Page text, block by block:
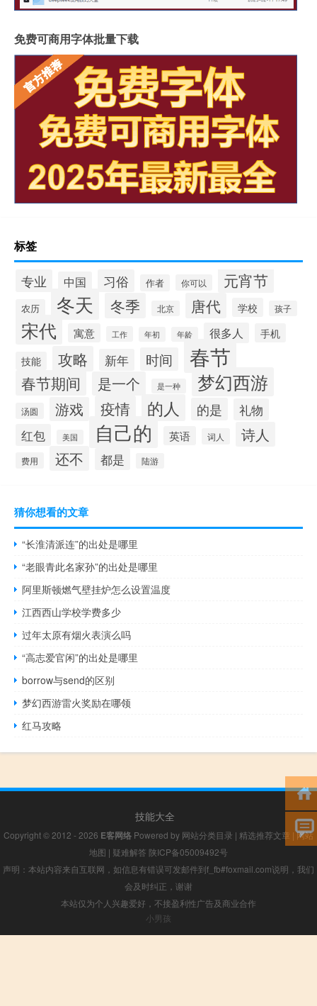
免费可商用字体批量下载
标签
专业 中国 习俗 作者 你可以 元宵节
农历 冬天 冬季 北京 唐代 学校 孩子
宋代 寓意 工作 年初 年龄 很多人 手机
技能 攻略 新年 时间 春节
春节期间 是一个 是一种 梦幻西游
汤圆 游戏 疫情 的人 的是
礼物
红包
美国 自己的 英语 词人 诗人
费用 还不 都是 陆游
猜你想看的文章
“长淮清派连”的出处是哪里
“老眼青此名家孙”的出处是哪里
阿里斯顿燃气壁挂炉怎么设置温度
江西西山学校学费多少
过年太原有烟火表演么吗
“高志爱官闲”的出处是哪里
borrow与send的区别
梦幻西游雷火奖励在哪领
红马攻略
技能大全
Copyright © 2012 - 2026 E客网络 Powered by 网站分类目录 | 精选推荐文章 |网站
地图 | 疑难解答 陕ICP备05009492号
声明：本站内容来自互联网，如信息有错误可发邮件到f_fb#foxmail.com说明，我们
会及时纠正，谢谢
本站仅为个人兴趣爱好，不接盈利性广告及商业合作
小男孩